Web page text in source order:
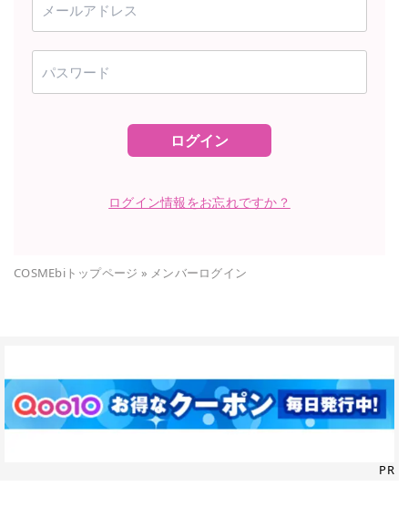
ログイン
ログイン情報をお忘れですか？
COSMEbiトップページ » メンバーログイン
PR